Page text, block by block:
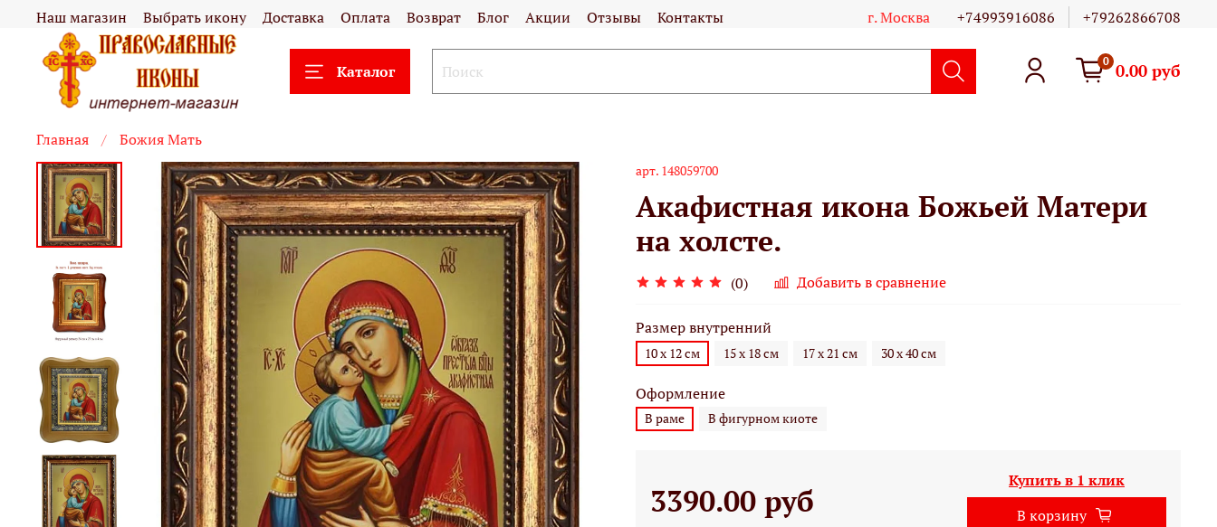
Наш магазин Выбрать икону Доставка Оплата Возврат Блог Акции Отзывы Контакты г. Москва +74993916086 +79262866708
Каталог
0 0.00 руб
Главная Божия Mать
арт. 148059700
Акафистная икона Божьей Матери
на холсте.
(0) Добавить в сравнение
Размер внутренний
10 х 12 см 15 х 18 см 17 х 21 см 30 х 40 см
Оформление
В раме В фигурном киоте
3390.00 руб
Купить в 1 клик
В корзину